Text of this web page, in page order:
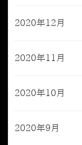
2020年12月
2020年11月
2020年10月
2020年9月